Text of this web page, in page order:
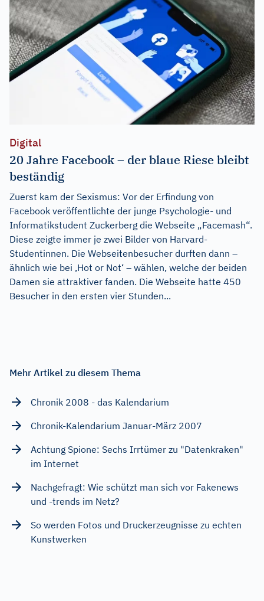
Digital
20 Jahre Facebook – der blaue Riese bleibt
beständig
Zuerst kam der Sexismus: Vor der Erfindung von
Facebook veröffentlichte der junge Psychologie- und
Informatikstudent Zuckerberg die Webseite „Facemash“.
Diese zeigte immer je zwei Bilder von Harvard-
Studentinnen. Die Webseitenbesucher durften dann –
ähnlich wie bei ‚Hot or Not‘ – wählen, welche der beiden
Damen sie attraktiver fanden. Die Webseite hatte 450
Besucher in den ersten vier Stunden...
Mehr Artikel zu diesem Thema
Chronik 2008 - das Kalendarium
Chronik-Kalendarium Januar-März 2007
Achtung Spione: Sechs Irrtümer zu "Datenkraken"
im Internet
Nachgefragt: Wie schützt man sich vor Fakenews
und -trends im Netz?
So werden Fotos und Druckerzeugnisse zu echten
Kunstwerken